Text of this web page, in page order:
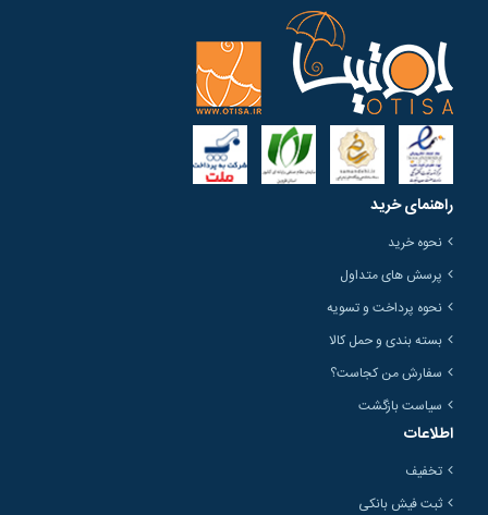
راهنمای خرید
نحوه خرید
پرسش های متداول
نحوه پرداخت و تسویه
بسته بندی و حمل کالا
سفارش من کجاست؟
سیاست بازگشت
اطلاعات
تخفیف
ثبت فیش بانکی